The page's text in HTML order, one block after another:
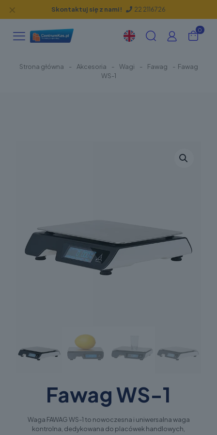
Skontaktuj się z nami! 22 2116726
✕
0
Strona główna - Akcesoria - Wagi - Fawag - Fawag
WS-1
Fawag WS-1
Waga FAWAG WS-1 to nowoczesna i uniwersalna waga
kontrolna, dedykowana do placówek handlowych,